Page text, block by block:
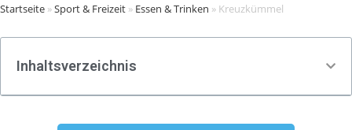
Startseite »Sport & Freizeit » Essen & Trinken » Kreuzkümmel
Inhaltsverzeichnis